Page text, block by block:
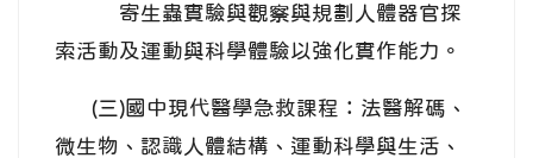
寄生蟲實驗與觀察與規劃人體器官探
索活動及運動與科學體驗以強化實作能力。
(三)國中現代醫學急救課程：法醫解碼、
微生物、認識人體結構、運動科學與生活、